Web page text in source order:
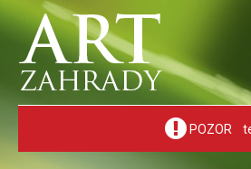
POZOR